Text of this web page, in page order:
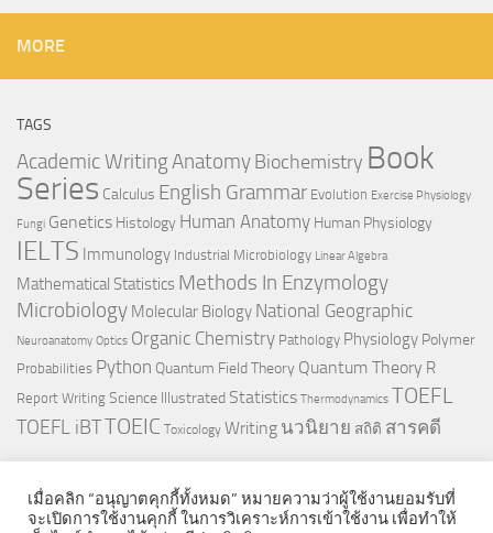
MORE
TAGS
Academic WritingAnatomyBiochemistry Book
Series Calculus English Grammar Evolution Exercise Physiology
Fungi Genetics Histology Human Anatomy Human Physiology
IELTS Immunology Industrial Microbiology Linear Algebra
Mathematical Statistics Methods In Enzymology
Microbiology Molecular Biology National Geographic
Neuroanatomy Optics Organic Chemistry Pathology Physiology Polymer
Probabilities Python Quantum Field Theory Quantum Theory R
Report Writing Science Illustrated Statistics Thermodynamics TOEFL
TOEFL iBTTOEIC Toxicology Writing นวนิยาย สถิติ สารคดี
เมื่อคลิก “อนุญาตคุกกี้ทั้งหมด” หมายความว่าผู้ใช้งานยอมรับที่
จะเปิดการใช้งานคุกกี้ ในการวิเคราะห์การเข้าใช้งาน เพื่อทำให้